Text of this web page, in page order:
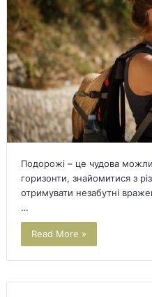
Подорожі – це чудова
горизонти, знайомитися з
отримувати незабутні
…
Read More »